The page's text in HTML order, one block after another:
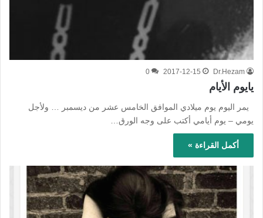
Dr.Hezam
2017-12-15
0
يايوم الأيام
يمر اليوم يوم ميلادي الموافق الخامس عشر من ديسمبر … ولأجل
يومي – يوم أيامي أكتب على وجه الورق…
أكمل القراءة »